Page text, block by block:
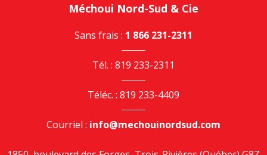
Méchoui Nord-Sud & Cie
Sans frais : 1 866 231-2311
Tél. : 819 233-2311
Téléc. : 819 233-4409
Courriel : info@mechouinordsud.com